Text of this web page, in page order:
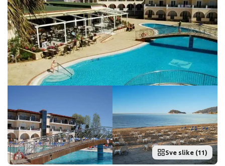
Sve slike (11)